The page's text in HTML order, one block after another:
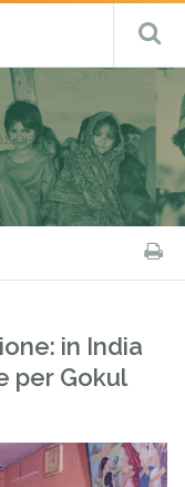
in India
per Gokul